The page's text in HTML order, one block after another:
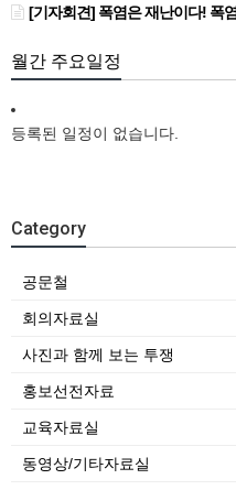
[기자회견] 폭염은 재난이다! 폭염으로부터 안전한 일터를
월간 주요일정
등록된 일정이 없습니다.
Category
공문철
회의자료실
사진과 함께 보는 투쟁
홍보선전자료
교육자료실
동영상/기타자료실